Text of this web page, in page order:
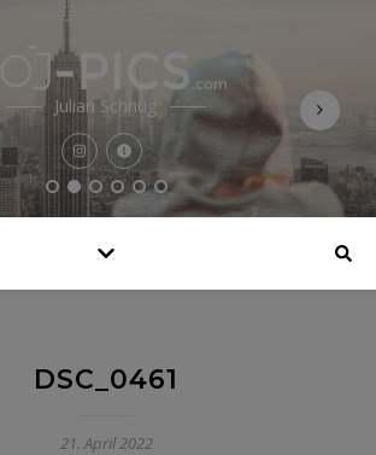
Julian Schnug
DSC_0461
21. April 2022